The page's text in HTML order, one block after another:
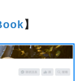
】